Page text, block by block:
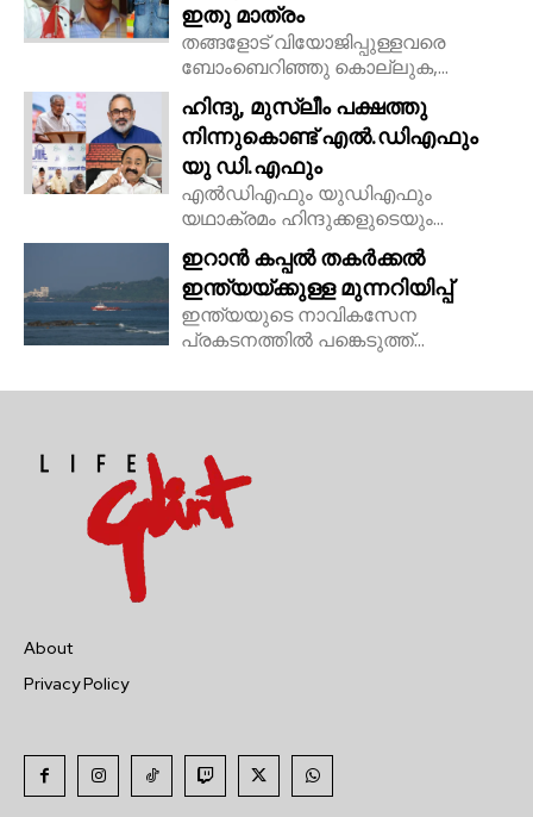
ഇതു മാത്രം
തങ്ങളോട് വിയോജിപ്പുള്ളവരെ
ബോംബെറിഞ്ഞു കൊല്ലുക,...
ഹിന്ദു, മുസ്ലീം പക്ഷത്തു
നിന്നുകൊണ്ട് എൽ.ഡിഎഫും
യു ഡി.എഫും
എൽഡിഎഫും യുഡിഎഫും
യഥാക്രമം ഹിന്ദുക്കളുടെയും...
ഇറാൻ കപ്പൽ തകർക്കൽ
ഇന്ത്യയ്ക്കുള്ള മുന്നറിയിപ്പ്
ഇന്ത്യയുടെ നാവികസേന
പ്രകടനത്തിൽ പങ്കെടുത്ത്...
About
Privacy Policy